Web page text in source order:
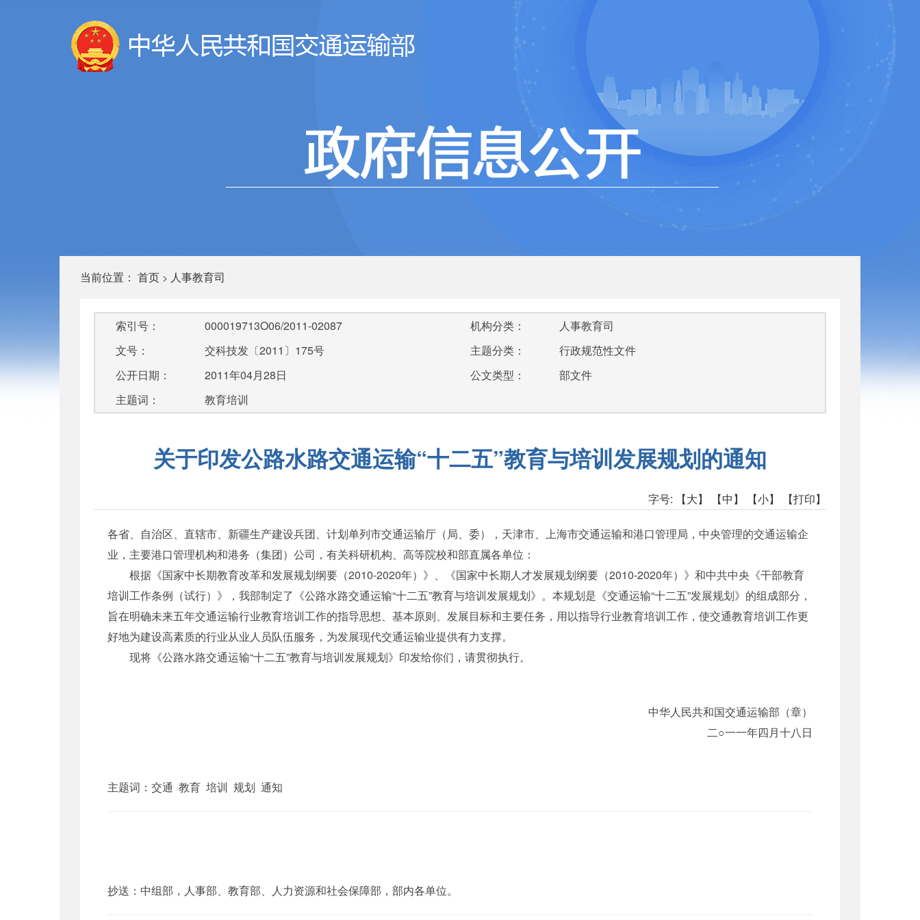
当前位置： 首页 > 人事教育司
索引号：
000019713O06/2011-02087
文号：
交科技发〔2011〕175号
公开日期：
2011年04月28日
主题词：
教育培训
机构分类：
人事教育司
主题分类：
行政规范性文件
公文类型：
部文件
关于印发公路水路交通运输“十二五”教育与培训发展规划的通知
字号: 【大】 【中】 【小】 【打印】
各省、自治区、直辖市、新疆生产建设兵团、计划单列市交通运输厅（局、委），天津市、上海市交通运输和港口管理局，中央管理的交通运输企
业，主要港口管理机构和港务（集团）公司，有关科研机构、高等院校和部直属各单位：
根据《国家中长期教育改革和发展规划纲要（2010-2020年）》、《国家中长期人才发展规划纲要（2010-2020年）》和中共中央《干部教育
培训工作条例（试行）》，我部制定了《公路水路交通运输“十二五”教育与培训发展规划》。本规划是《交通运输“十二五”发展规划》的组成部分，
旨在明确未来五年交通运输行业教育培训工作的指导思想、基本原则、发展目标和主要任务，用以指导行业教育培训工作，使交通教育培训工作更
好地为建设高素质的行业从业人员队伍服务，为发展现代交通运输业提供有力支撑。
现将《公路水路交通运输“十二五”教育与培训发展规划》印发给你们，请贯彻执行。
中华人民共和国交通运输部（章）
二○一一年四月十八日
主题词：交通 教育 培训 规划 通知
抄送：中组部，人事部、教育部、人力资源和社会保障部，部内各单位。